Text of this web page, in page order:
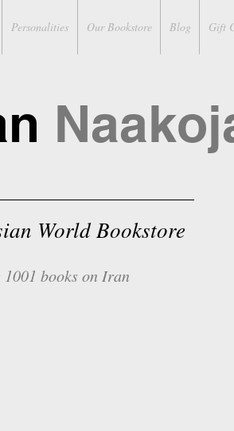
Personalities Our Bookstore Blog Gift
World Bookstore
1001 books on Iran